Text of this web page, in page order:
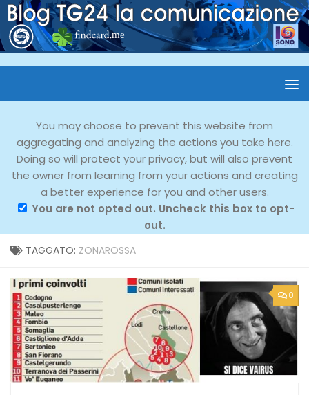
You may choose to prevent this website from
aggregating and analyzing the actions you take here.
Doing so will protect your privacy, but will also prevent
the owner from learning from your actions and creating
a better experience for you and other users.
You are not opted out. Uncheck this box to opt-
out.
TAGGATO: ZONAROSSA
0